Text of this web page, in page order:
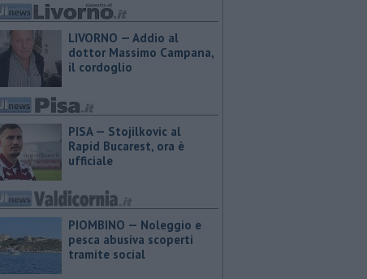
LIVORNO — Addio al
dottor Massimo Campana,
il cordoglio
PISA — Stojilkovic al
Rapid Bucarest, ora è
ufficiale
PIOMBINO — Noleggio e
pesca abusiva scoperti
tramite social